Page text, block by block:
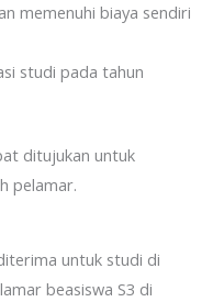
memenuhi biaya sendiri
studi pada tahun
ditujukan untuk
pelamar.
untuk studi di
beasiswa S3 di